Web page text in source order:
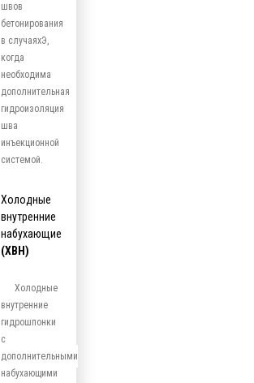
швов
бетонирования
в случаяхЭ,
когда
необходима
дополнительная
гидроизоляция
шва
инъекционной
системой.
Холодные
внутренние
набухающие
(ХВН)
Холодные
внутренние
гидрошпонки
с
дополнительными
набухающими